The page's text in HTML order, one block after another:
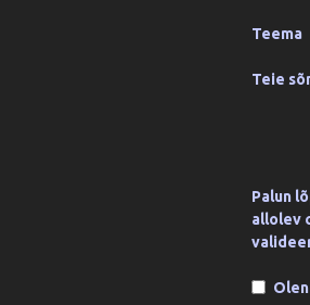
Teema
Teie
Palun
allolev